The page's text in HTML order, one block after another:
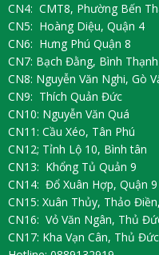
CN4: CMT8, Phường Bến
CN5: Hoàng Diệu, Quận 4
CN6: Hưng Phú Quận 8
CN7: Bạch Đằng, Bình Thạnh
CN8: Nguyễn Văn Nghi, Gò
CN9: Thích Quản Đức
CN10: Nguyễn Văn Quá
CN11: Cầu Xéo, Tân Phú
CN12; Tỉnh Lộ 10, Bình tân
CN13: Khổng Tủ Quản 9
CN14: Đổ Xuân Hợp, Quận 9
CN15: Xuân Thủy, Thảo
CN16: Vỏ Văn Ngân, Thủ
CN17: Kha Vạn Cân, Thủ Đức